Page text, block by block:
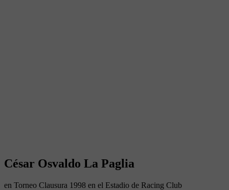
César Osvaldo La Paglia
en Torneo Clausura 1998 en el Estadio de Racing Club